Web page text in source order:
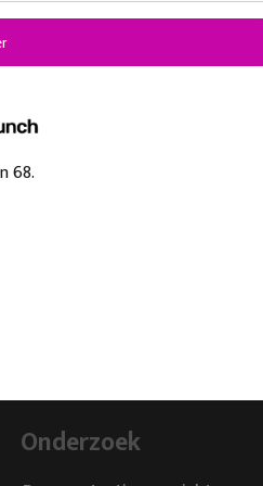
68.
Onderzoek